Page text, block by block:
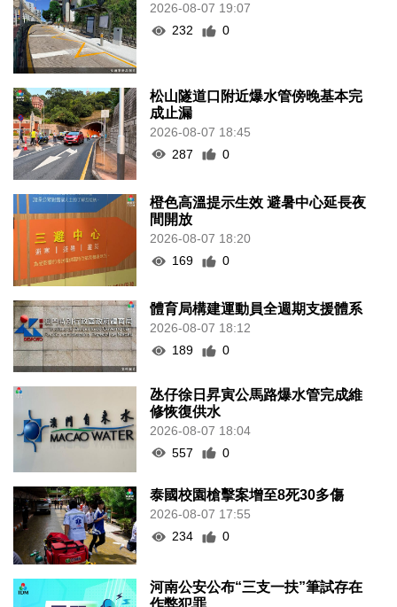
2026-08-07 19:07
232
0
松山隧道口附近爆水管傍晚基本完
成止漏
2026-08-07 18:45
287
0
橙色高溫提示生效 避暑中心延長夜
間開放
2026-08-07 18:20
169
0
體育局構建運動員全週期支援體系
2026-08-07 18:12
189
0
氹仔徐日昇寅公馬路爆水管完成維
修恢復供水
2026-08-07 18:04
557
0
泰國校園槍擊案增至8死30多傷
2026-08-07 17:55
234
0
河南公安公布“三支一扶”筆試存在
作弊犯罪